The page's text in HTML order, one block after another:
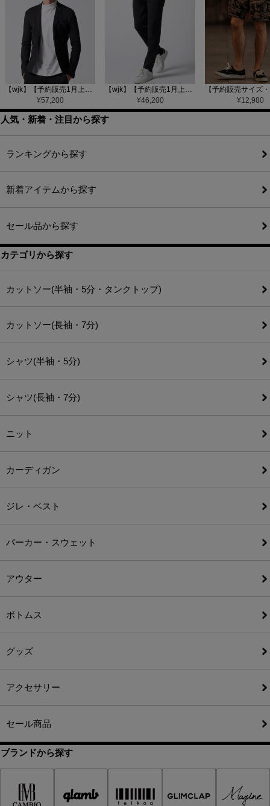
【wjk】【予約販売1月上旬～中旬入荷】function knit jacket(jacquard check) ニットジャケット(207 mw08j)
¥57,200
【wjk】【予約販売1月上旬～中旬入荷】function knit easy slacks(jacquard check) ニットイージーパンツ(504 mw08j)
¥46,200 ¥12,980
人気・新着・注目から探す
ランキングから探す
新着アイテムから探す
セール品から探す
カテゴリから探す
カットソー(半袖・5分・タンクトップ)
カットソー(長袖・7分)
シャツ(半袖・5分)
シャツ(長袖・7分)
ニット
カーディガン
ジレ・ベスト
パーカー・スウェット
アウター
ボトムス
グッズ
アクセサリー
セール商品
ブランドから探す